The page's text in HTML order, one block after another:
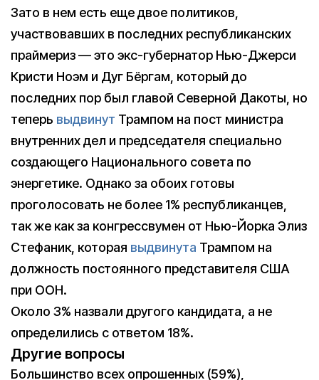
Зато в нем есть еще двое политиков,
участвовавших в последних республиканских
праймериз — это экс-губернатор Нью-Джерси
Кристи Ноэм и Дуг Бёргам, который до
последних пор был главой Северной Дакоты, но
теперь выдвинут Трампом на пост министра
внутренних дел и председателя специально
создающего Национального совета по
энергетике. Однако за обоих готовы
проголосовать не более 1% республиканцев,
так же как за конгрессвумен от Нью-Йорка Элиз
Стефаник, которая выдвинута Трампом на
должность постоянного представителя США
при ООН.
Около 3% назвали другого кандидата, а не
определились с ответом 18%.
Другие вопросы
Большинство всех опрошенных (59%),